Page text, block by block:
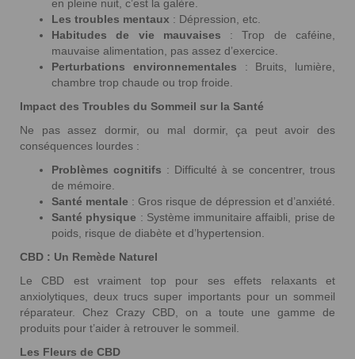
en pleine nuit, c’est la galère.
Les troubles mentaux : Dépression, etc.
Habitudes de vie mauvaises : Trop de caféine,
mauvaise alimentation, pas assez d’exercice.
Perturbations environnementales : Bruits, lumière,
chambre trop chaude ou trop froide.
Impact des Troubles du Sommeil sur la Santé
Ne pas assez dormir, ou mal dormir, ça peut avoir des
conséquences lourdes :
Problèmes cognitifs : Difficulté à se concentrer, trous
de mémoire.
Santé mentale : Gros risque de dépression et d’anxiété.
Santé physique : Système immunitaire affaibli, prise de
poids, risque de diabète et d’hypertension.
CBD : Un Remède Naturel
Le CBD est vraiment top pour ses effets relaxants et
anxiolytiques, deux trucs super importants pour un sommeil
réparateur. Chez Crazy CBD, on a toute une gamme de
produits pour t’aider à retrouver le sommeil.
Les Fleurs de CBD